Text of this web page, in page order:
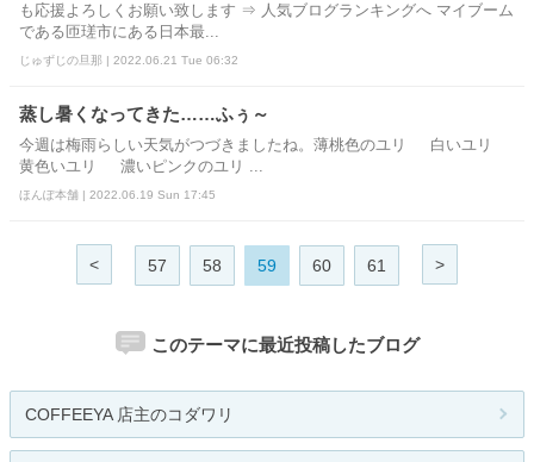
も応援よろしくお願い致します ⇒ 人気ブログランキングへ マイブーム
である匝瑳市にある日本最...
じゅずじの旦那 | 2022.06.21 Tue 06:32
蒸し暑くなってきた……ふぅ～
今週は梅雨らしい天気がつづきましたね。薄桃色のユリ 白いユリ
黄色いユリ 濃いピンクのユリ ...
ほんぽ本舗 | 2022.06.19 Sun 17:45
< 57 58 59 60 61 >
このテーマに最近投稿したブログ
COFFEEYA 店主のコダワリ